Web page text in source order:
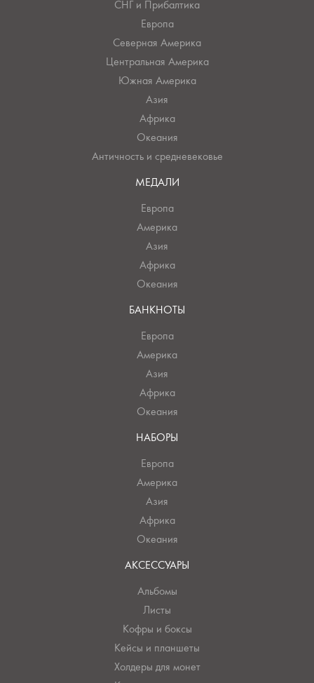
СНГ и Прибалтика
Европа
Северная Америка
Центральная Америка
Южная Америка
Азия
Африка
Океания
Античность и средневековье
МЕДАЛИ
Европа
Америка
Азия
Африка
Океания
БАНКНОТЫ
Европа
Америка
Азия
Африка
Океания
НАБОРЫ
Европа
Америка
Азия
Африка
Океания
АКСЕССУАРЫ
Альбомы
Листы
Кофры и боксы
Кейсы и планшеты
Холдеры для монет